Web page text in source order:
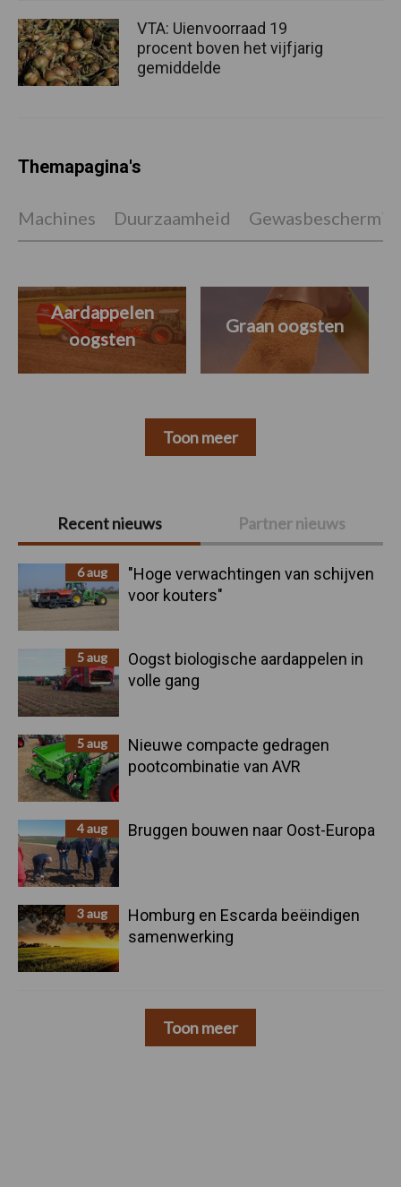
Primaire
Sidebar
Recent nieuws Partner nieuws
6 aug
"Hoge verwachtingen van schijven
voor kouters"
5 aug
Oogst biologische aardappelen in
volle gang
5 aug
Nieuwe compacte gedragen
pootcombinatie van AVR
4 aug Bruggen bouwen naar Oost-Europa
3 aug
Homburg en Escarda beëindigen
samenwerking
Toon meer
VTA: Uienvoorraad 19
procent boven het vijfjarig
gemiddelde
Themapagina's
Machines Duurzaamheid
Aardappelen
oogsten
Graan oogsten
Toon meer